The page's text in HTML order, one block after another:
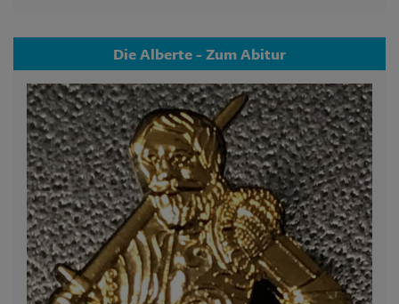
Die Alberte - Zum Abitur